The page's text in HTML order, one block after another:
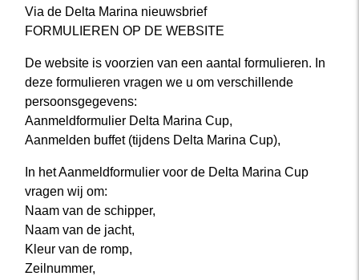
Via de Delta Marina nieuwsbrief
FORMULIEREN OP DE WEBSITE
De website is voorzien van een aantal formulieren. In
deze formulieren vragen we u om verschillende
persoonsgegevens:
Aanmeldformulier Delta Marina Cup,
Aanmelden buffet (tijdens Delta Marina Cup),
In het Aanmeldformulier voor de Delta Marina Cup
vragen wij om:
Naam van de schipper,
Naam van de jacht,
Kleur van de romp,
Zeilnummer,